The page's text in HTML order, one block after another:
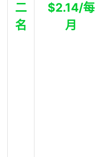
二
名
$2.14/每
月